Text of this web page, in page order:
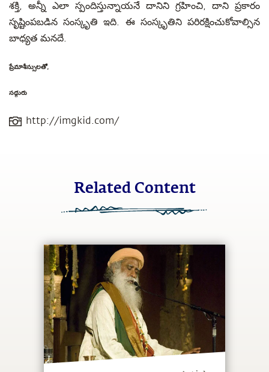
శక్తి, అన్నీ ఎలా స్పందిస్తున్నాయనే దానిని గ్రహించి, దాని ప్రకారం
సృష్టింపబడిన సంస్కృతి ఇది. ఈ సంస్కృతిని పరిరక్షించుకోవాల్సిన
బాధ్యత మనదే.
ప్రేమాశీస్సులతో,
సద్గురు
http://imgkid.com/
Related Content